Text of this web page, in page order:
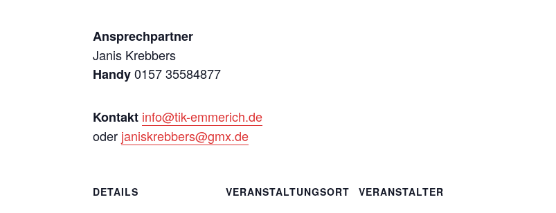
Ansprechpartner
Janis Krebbers
Handy0157 35584877
Kontakt info@tik-emmerich.de
oder janiskrebbers@gmx.de
DETAILS
VERANSTALTUNGSORT
VERANSTALTER